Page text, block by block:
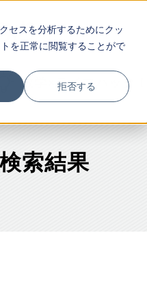
セスを分析するためにクッ
を正常に閲覧することがで
拒否する
数学×ライフハック！
索結果